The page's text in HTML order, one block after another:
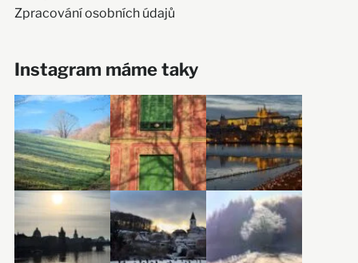
Zpracování osobních údajů
Instagram máme taky